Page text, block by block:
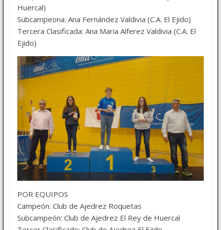
Huercal)
Subcampeona: Ana Fernández Valdivia (C.A. El Ejido)
Tercera Clasificada: Ana Maria Alferez Valdivia (C.A. El
Ejido)
POR EQUIPOS
Campeón: Club de Ajedrez Roquetas
Subcampeón: Club de Ajedrez El Rey de Huercal